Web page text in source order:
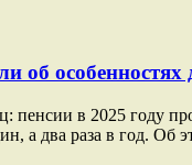
об
в 2025 году
а два раза в год. Об